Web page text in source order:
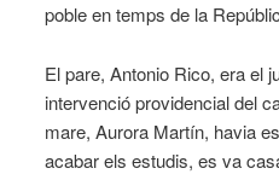
poble en temps de la
El pare, Antonio Rico, era el
intervenció providencial del
mare, Aurora Martín, havia
acabar els estudis, es va